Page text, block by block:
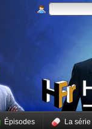
Épisodes La série